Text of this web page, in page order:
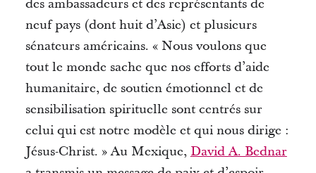
des ambassadeurs et des représentants de
neuf pays (dont huit d’Asie) et plusieurs
sénateurs américains. « Nous voulons que
tout le monde sache que nos efforts d’aide
humanitaire, de soutien émotionnel et de
sensibilisation spirituelle sont centrés sur
celui qui est notre modèle et qui nous dirige :
Jésus-Christ. » Au Mexique, David A. Bednar